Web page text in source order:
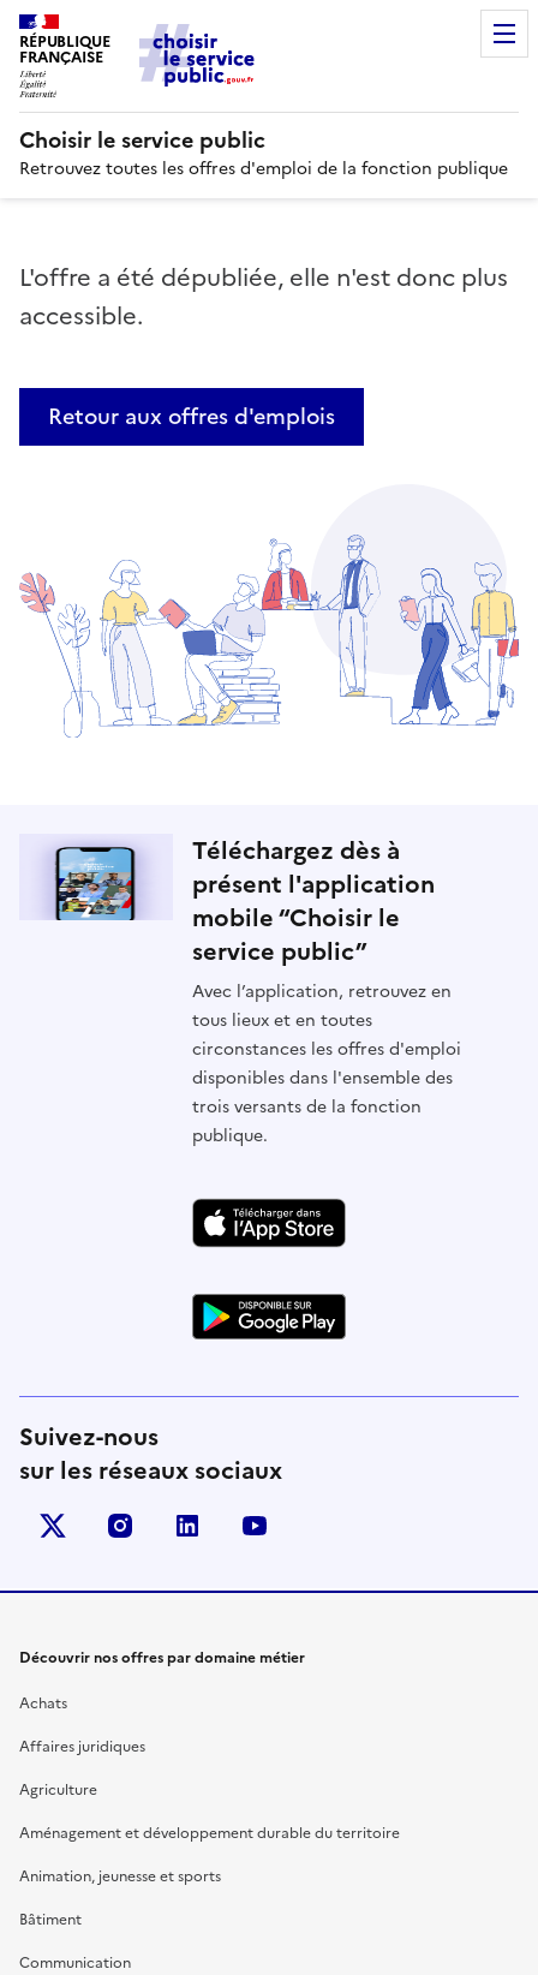
RÉPUBLIQUE
FRANÇAISE
Choisir le service public
Retrouvez toutes les offres d'emploi de la fonction publique
L'offre a été dépubliée, elle n'est donc plus
accessible.
Retour aux offres d'emplois
Téléchargez dès à
présent l'application
mobile “Choisir le
service public”
Avec l’application, retrouvez en
tous lieux et en toutes
circonstances les offres d'emploi
disponibles dans l'ensemble des
trois versants de la fonction
publique.
Suivez-nous
sur les réseaux sociaux
X (anciennement Twitter)
instagramlinkedin
Découvrir nos offres par domaine métier
Achats
Affaires juridiques
Agriculture
Aménagement et développement durable du territoire
Animation, jeunesse et sports
Bâtiment
Communication